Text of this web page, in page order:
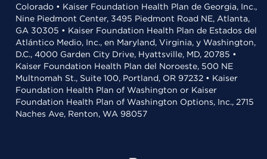
Colorado • Kaiser Foundation Health Plan de Georgia, Inc.,
Nine Piedmont Center, 3495 Piedmont Road NE, Atlanta,
GA 30305 • Kaiser Foundation Health Plan de Estados del
Atlántico Medio, Inc., en Maryland, Virginia, y Washington,
D.C., 4000 Garden City Drive, Hyattsville, MD, 20785 •
Kaiser Foundation Health Plan del Noroeste, 500 NE
Multnomah St., Suite 100, Portland, OR 97232 • Kaiser
Foundation Health Plan of Washington or Kaiser
Foundation Health Plan of Washington Options, Inc., 2715
Naches Ave, Renton, WA 98057